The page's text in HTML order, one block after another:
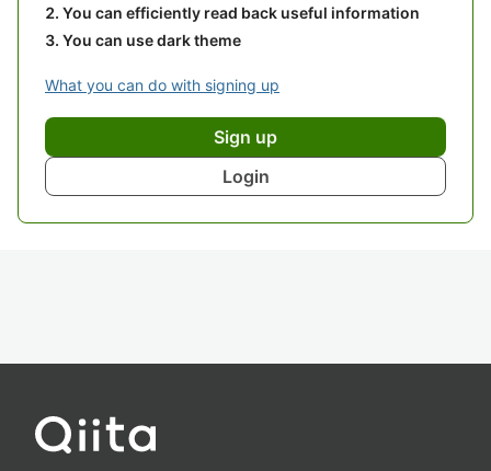
You can efficiently read back useful information
You can use dark theme
What you can do with signing up
Sign up
Login